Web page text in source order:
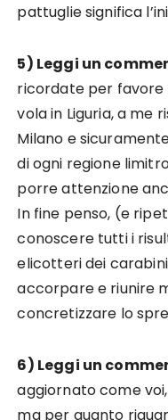
pattuglie significa
5) Leggi un
ricordate per favore
vola in Liguria, a me
Milano e
di ogni regione
porre attenzione
In fine penso, (e
conoscere tutti i
elicotteri dei
accorpare e riunire
concretizzare lo
6) Leggi un
aggiornato come
ma per quanto